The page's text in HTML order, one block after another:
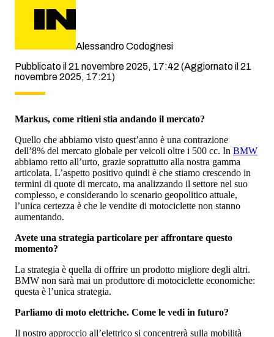
Alessandro Codognesi
Pubblicato il 21 novembre 2025, 17:42 (Aggiornato il 21
novembre 2025, 17:21)
Markus, come ritieni stia andando il mercato?
Quello che abbiamo visto quest’anno è una contrazione
dell’8% del mercato globale per veicoli oltre i 500 cc. In BMW
abbiamo retto all’urto, grazie soprattutto alla nostra gamma
articolata. L’aspetto positivo quindi è che stiamo crescendo in
termini di quote di mercato, ma analizzando il settore nel suo
complesso, e considerando lo scenario geopolitico attuale,
l’unica certezza è che le vendite di motociclette non stanno
aumentando.
Avete una strategia particolare per affrontare questo
momento?
La strategia è quella di offrire un prodotto migliore degli altri.
BMW non sarà mai un produttore di motociclette economiche:
questa è l’unica strategia.
Parliamo di moto elettriche. Come le vedi in futuro?
Il nostro approccio all’elettrico si concentrerà sulla mobilità